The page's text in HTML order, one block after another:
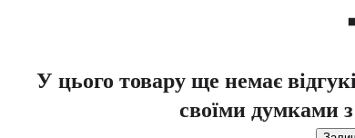
У цього товару ще немає
своїми думками